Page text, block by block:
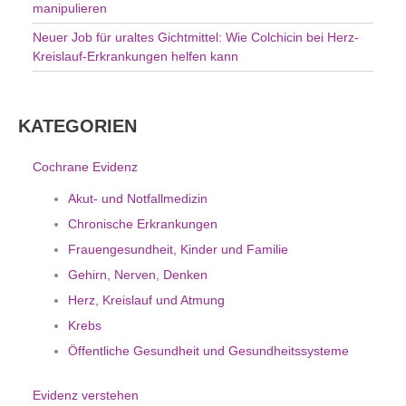
manipulieren
Neuer Job für uraltes Gichtmittel: Wie Colchicin bei Herz-
Kreislauf-Erkrankungen helfen kann
KATEGORIEN
Cochrane Evidenz
Akut- und Notfallmedizin
Chronische Erkrankungen
Frauengesundheit, Kinder und Familie
Gehirn, Nerven, Denken
Herz, Kreislauf und Atmung
Krebs
Öffentliche Gesundheit und Gesundheitssysteme
Evidenz verstehen